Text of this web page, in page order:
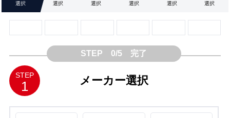
選択
選択
選択
選択
選択
選択
STEP 0/5 完了
STEP
1 メーカー選択